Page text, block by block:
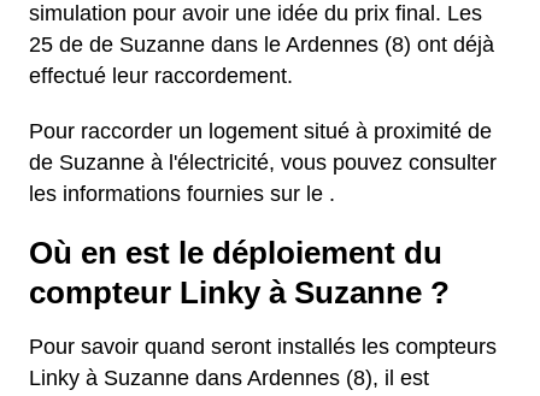
simulation pour avoir une idée du prix final. Les
25 de de Suzanne dans le Ardennes (8) ont déjà
effectué leur raccordement.
Pour raccorder un logement situé à proximité de
de Suzanne à l'électricité, vous pouvez consulter
les informations fournies sur le .
Où en est le déploiement du
compteur Linky à Suzanne ?
Pour savoir quand seront installés les compteurs
Linky à Suzanne dans Ardennes (8), il est